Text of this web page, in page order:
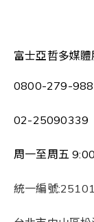
富士亞哲多媒
0800-279-988
02-25090339
周一至周五
統一編號